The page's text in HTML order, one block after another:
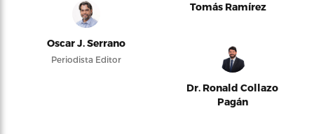
Oscar J. Serrano
Periodista Editor
Tomás Ramírez
Dr. Ronald Collazo
Pagán